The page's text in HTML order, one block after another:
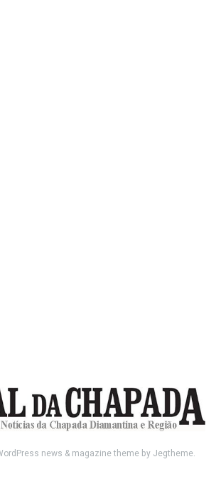
news & magazine theme by Jegtheme.